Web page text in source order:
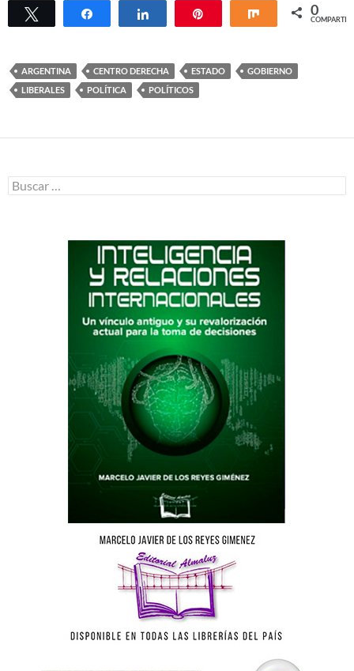
Twittear Compartir Compartir Compartir
0
COMPARTIR
ARGENTINA CENTRO DERECHA ESTADO
GOBIERNO
LIBERALES
POLÍTICA POLÍTICOS
Buscar: